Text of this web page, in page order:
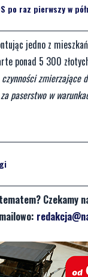
po raz pierwszy w
jedno z
ponad 5 300
zmierzające
paserstwo w
Czekamy